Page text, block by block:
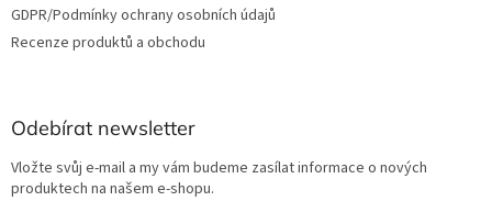
GDPR/Podmínky ochrany osobních údajů
Recenze produktů a obchodu
Odebírat newsletter
Vložte svůj e-mail a my vám budeme zasílat informace o nových
produktech na našem e-shopu.